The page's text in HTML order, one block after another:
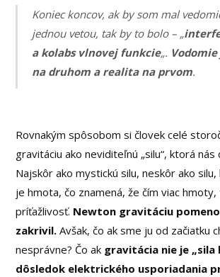
Koniec koncov, ak by som mal
jednou vetou, tak by to bolo – „
a kolabs vlnovej funkcie„.
na druhom a realita na prvom.
Rovnakým spôsobom si človek celé
gravitáciu ako neviditeľnú „silu“, ktorá nás
Najskôr ako mystickú silu, neskôr ako
je hmota, čo znamená, že čím viac hmoty,
príťažlivosť. Newton gravitáciu
zakrivil. Avšak, čo ak sme ju od začiatku
nesprávne? Čo ak gravitácia nie je „sila
dôsledok elektrického usporiadania